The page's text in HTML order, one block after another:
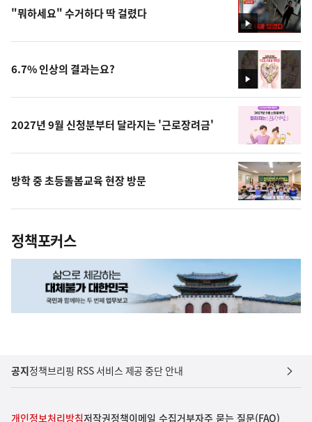
영
상
"뭐하세요" 수거하다 딱 걸렸다
영
상
6.7% 인상의 결과는요?
2027년 9월 신청분부터 달라지는 '근로장려금'
방학 중 초등돌봄교육 현장 방문
정책포커스
공지정책브리핑 RSS 서비스 제공 중단 안내
개인정보처리방침저작권정책이메일 수집거부자주 묻는 질문(FAQ)